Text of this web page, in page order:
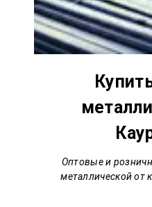
Оптовые и
металлической от